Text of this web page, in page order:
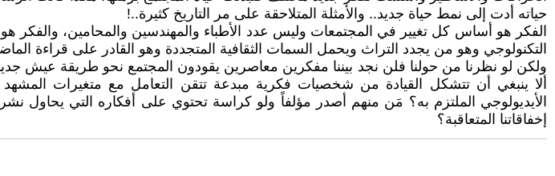
حياته أدت إلى نمط حياة جديد.. والأمثلة المتلاحقة على مر التاريخ كثيرة..!
الفكر هو أساس كل تغيير في المجتمعات وليس عدد الأطباء والمهندسين والمحامين، والفكر هو
التكنولوجي وهو من يجدد التراث ويحمل السمات الثقافية المتجددة وهو القادر على قراءة
ولكن لو نظرنا من حولنا فلن نجد بيننا مفكرين معاصرين يقودون المجتمع نحو طريقة عيش
ألا ينبغي أن تتشكل القيادة من شخصيات فكرية مبدعة تتقن التعامل مع متغيرات
الأيديولوجي الملتزم به؟ مَن منهم أصدر مؤلفاً ولو كراسة تحتوي على أفكاره التي يحاول
إخفاقاتنا المتعاقبة؟